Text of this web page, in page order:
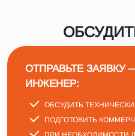
ОТПРАВЬТЕ
ИНЖЕНЕР:
ОБСУДИТЬ
ПОДГОТОВИТЬ